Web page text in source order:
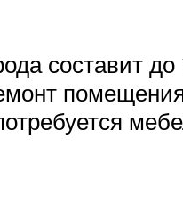
составит